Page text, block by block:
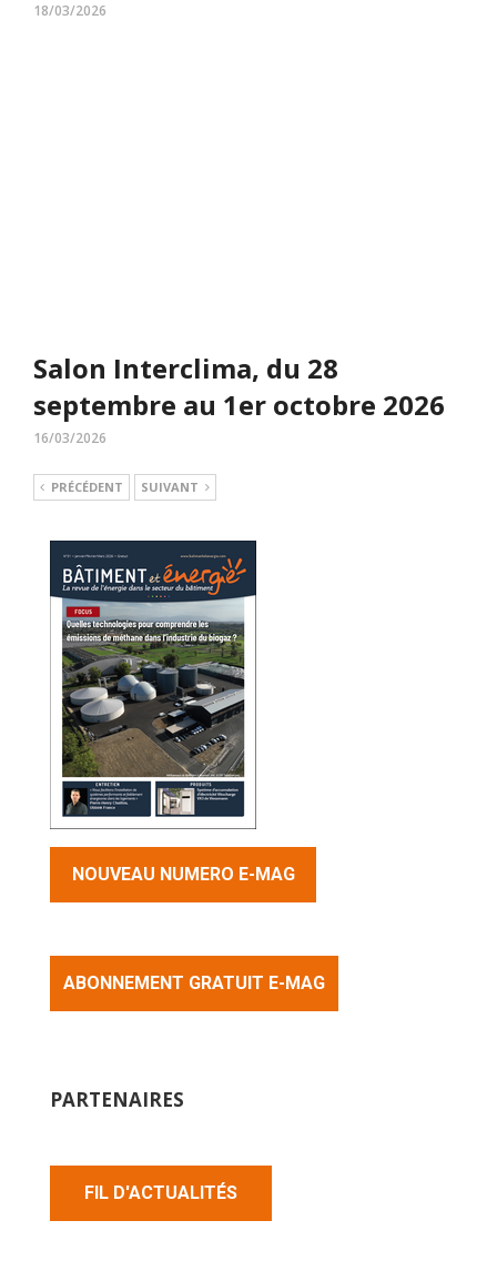
18/03/2026
Salon Interclima, du 28
septembre au 1er octobre 2026
16/03/2026
PRÉCÉDENT SUIVANT
NOUVEAU NUMERO E-MAG
ABONNEMENT GRATUIT E-MAG
PARTENAIRES
FIL D'ACTUALITÉS